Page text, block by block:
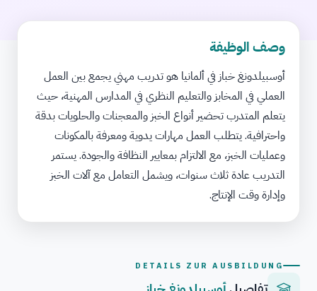
وصف الوظيفة
أوسبيلدونغ خباز في ألمانيا هو تدريب مهني يجمع بين العمل
العملي في المخابز والتعليم النظري في المدارس المهنية، حيث
يتعلم المتدرب تحضير أنواع الخبز والمعجنات والحلويات بدقة
واحترافية. يتطلب العمل مهارات يدوية ومعرفة بالمكونات
وعمليات الخبز، مع الالتزام بمعايير النظافة والجودة. يستمر
التدريب عادة ثلاث سنوات، ويشمل التعامل مع آلات الخبز
وإدارة وقت الإنتاج.
DETAILS ZUR AUSBILDUNG